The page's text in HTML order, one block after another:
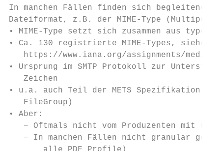
In manchen Fällen finden sich begleitende
Dateiformat, z.B. der MIME-Type
• MIME-Type setzt sich zusammen aus
• Ca. 130 registrierte MIME-Types, siehe
https://www.iana.org/assignments/media-
• Ursprung im SMTP Protokoll zur
   Zeichen
• u.a. auch Teil der METS Spezifikation
   FileGroup)
• Aber:
− Oftmals nicht vom Produzenten mit
− In manchen Fällen nicht granular